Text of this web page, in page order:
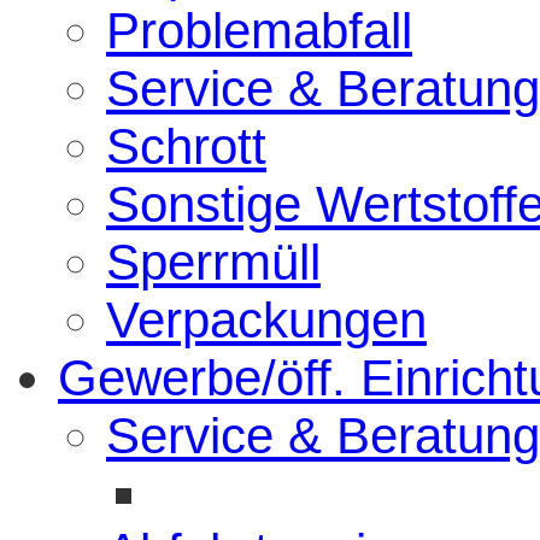
Problemabfall
Service & Beratung
Schrott
Sonstige
Sperrmüll
Verpackungen
Gewerbe/öff.
Service & Beratung